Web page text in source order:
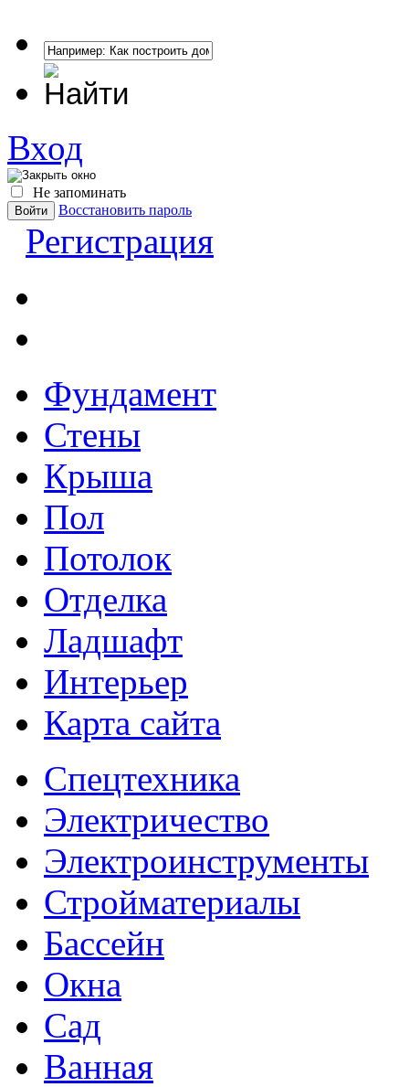
Вход
Не запоминать
Восстановить пароль
Регистрация
Фундамент
Стены
Крыша
Пол
Потолок
Отделка
Ладшафт
Интерьер
Карта сайта
Спецтехника
Электричество
Электроинструменты
Стройматериалы
Бассейн
Окна
Сад
Ванная